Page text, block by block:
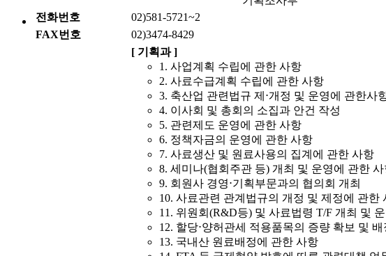
전화번호
02)581-5721~2
FAX번호
02)3474-8429
[ 기획과 ]
1. 사업계획 수립에 관한 사항
2. 사료수급계획 수립에 관한 사항
3. 축산업 관련법규 제⋅개정 및 운영에 관한사
4. 이사회 및 총회의 소집과 안건 작성
5. 관련제도 운영에 관한 사항
6. 정책자금의 운영에 관한 사항
7. 사료생산 및 원료사용의 집계에 관한 사항
8. 세미나(협회주관 등) 개최 및 운영에 관한
9. 회원사 경영⋅기획부문과의 협의회 개최
10. 사료관련 관계법규의 개정 및 제정에 관한
11. 위원회(R&D등) 및 사료법령 T/F 개최 및
12. 할당⋅양허관세 적용품목의 증량 확보 및
13. 국내산 원료배정에 관한 사항